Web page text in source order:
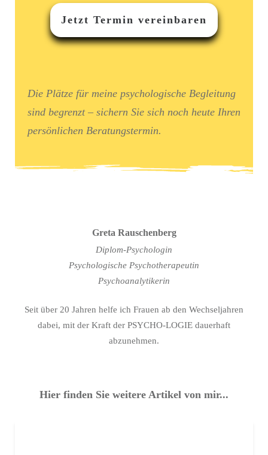
Jetzt Termin vereinbaren
Die Plätze für meine psychologische Begleitung
sind begrenzt – sichern Sie sich noch heute Ihren
persönlichen Beratungstermin.
Greta Rauschenberg
Diplom-Psychologin
Psychologische Psychotherapeutin
Psychoanalytikerin
Seit über 20 Jahren helfe ich Frauen ab den Wechseljahren
dabei, mit der Kraft der PSYCHO-LOGIE dauerhaft
abzunehmen.
Hier finden Sie weitere Artikel von mir...